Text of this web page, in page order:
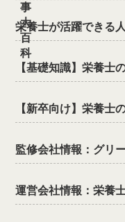
栄養士が活躍できる
【基礎知識】栄養士
【新卒向け】栄養士
監修会社情報：グリ
運営会社情報：栄養